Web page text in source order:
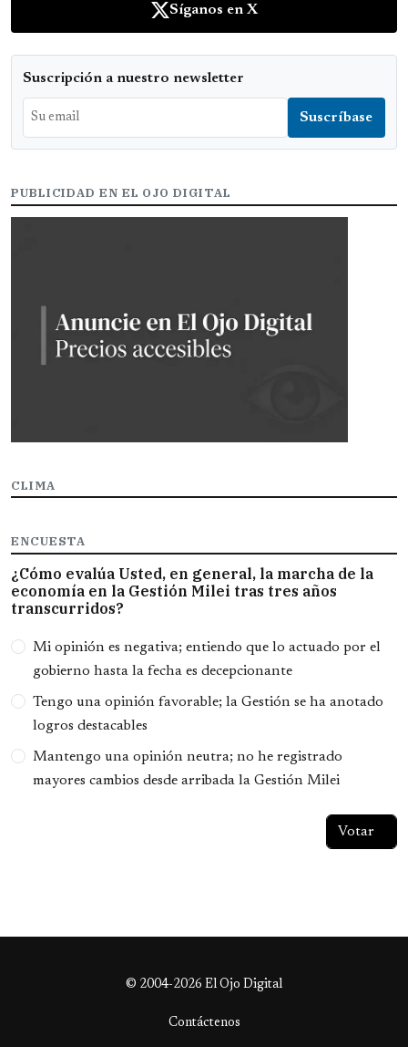
Síganos en X
Suscripción a nuestro newsletter
PUBLICIDAD EN EL OJO DIGITAL
CLIMA
ENCUESTA
¿Cómo evalúa Usted, en general, la marcha de la
economía en la Gestión Milei tras tres años
transcurridos?
Opciones
Mi opinión es negativa; entiendo que lo actuado por el
gobierno hasta la fecha es decepcionante
Tengo una opinión favorable; la Gestión se ha anotado
logros destacables
Mantengo una opinión neutra; no he registrado
mayores cambios desde arribada la Gestión Milei
© 2004-2026 El Ojo Digital
Contáctenos